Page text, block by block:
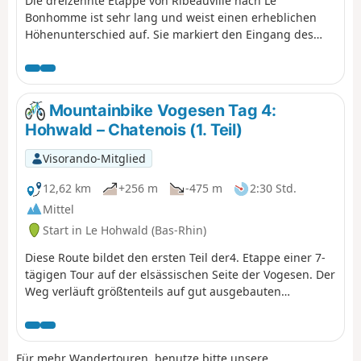
Bonhomme ist sehr lang und weist einen erheblichen
Höhenunterschied auf. Sie markiert den Eingang des
großen Gipfeln: Hirzberg, Brézouard, über das Tal von
Lapoutroie. Mit einer bergigen Atmosphäre und
herrlichen Ausblicken in Aussicht.
Mountainbike Vogesen Tag 4:
Hohwald – Chatenois (1. Teil)
Visorando-Mitglied
12,62 km
+256 m -475 m
2:30 Std.
Mittel
Start in Le Hohwald (Bas-Rhin)
Diese Route bildet den ersten Teil der4. Etappe einer 7-
tägigen Tour auf der elsässischen Seite der Vogesen. Der
Weg verläuft größtenteils auf gut ausgebauten
und bestehen aus Schildern mit einem orangefarbenen
oder roten Mountainbike-Logo und der Aufschrift TMV
Für mehr Wandertouren, benutze bitte unsere